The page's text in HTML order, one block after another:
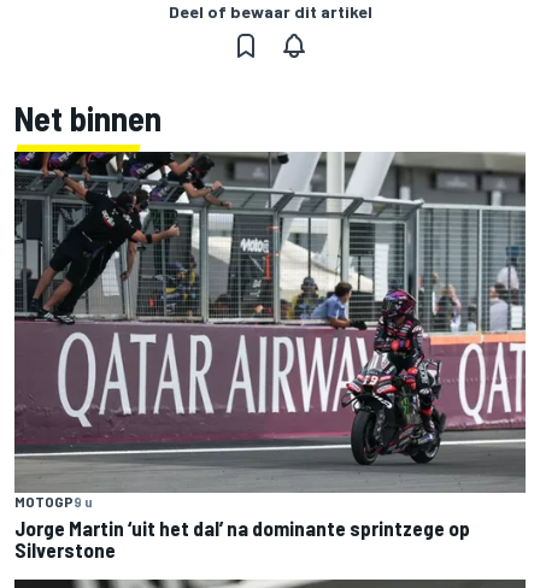
Deel of bewaar dit artikel
Net binnen
MOTOGP9 u
Jorge Martin ‘uit het dal’ na dominante sprintzege op
Silverstone